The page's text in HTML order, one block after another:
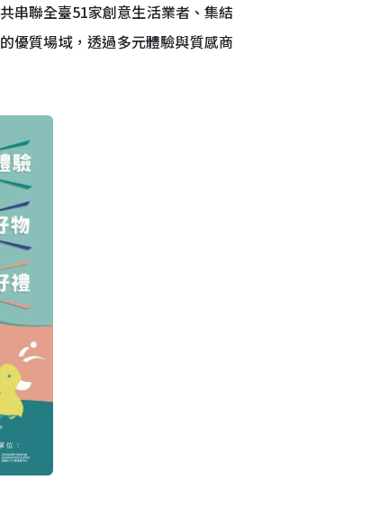
共串聯全臺51家創意生活業者、集結
優質場域，透過多元體驗與質感商